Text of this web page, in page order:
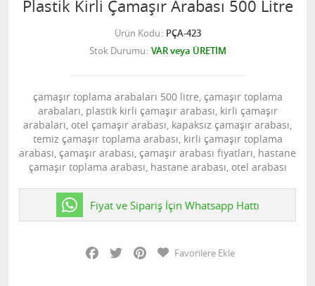
Plastik Kirli Çamaşır Arabası 500 Litre
Ürün Kodu PÇA-423
Stok Durumu VAR veya ÜRETİM
çamaşır toplama arabaları 500 litre, çamaşır toplama
arabaları, plastik kirli çamaşır arabası, kirli çamaşır
arabaları, otel çamaşır arabası, kapaksız çamaşır arabası,
temiz çamaşır toplama arabası, kirli çamaşır toplama
arabası, çamaşır arabası, çamaşır arabası fiyatları, hastane
çamaşır toplama arabası, hastane arabası, otel arabası
Fiyat ve Sipariş İçin Whatsapp Hattı
Facebook
Twitter PinterestFavorilere Ekle